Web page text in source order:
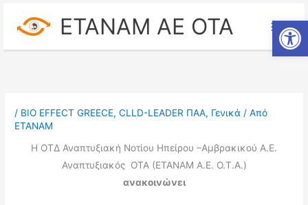
ETANAM ΑΕ ΟΤΑ
/ BIO EFFECT GREECE,CLLD-LEADER ΠΑΑ, Γενικά / Από
ΕΤΑΝΑΜ
Η ΟΤΔ Αναπτυξιακή Νοτίου Ηπείρου –Αμβρακικού Α.Ε.
Αναπτυξιακός ΟΤΑ (ΕΤΑΝΑΜ Α.Ε. Ο.Τ.Α.)
ανακοινώνει